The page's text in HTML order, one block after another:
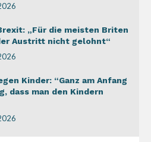
„Für die meisten Briten
Austritt nicht gelohnt“
Kinder: “Ganz am Anfang
dass man den Kindern